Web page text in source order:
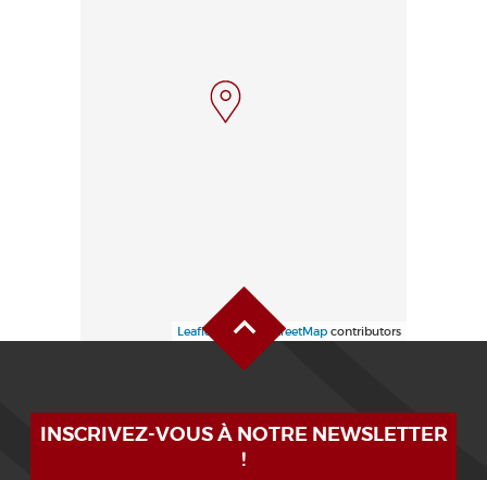
Leaflet | ©OpenStreetMap contributors
INSCRIVEZ-VOUS À NOTRE NEWSLETTER
!